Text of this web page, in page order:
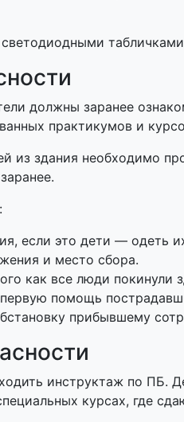
должны заранее
практикумов и
из здания необходимо
если это дети — одеть
и место сбора.
как все люди покинули
первую помощь
прибывшему
инструктаж по ПБ.
курсах, где